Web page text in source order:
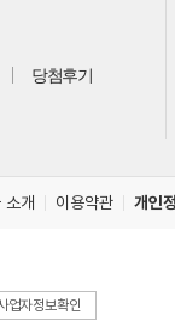
당첨후기
소개 이용약관 개인
업자정보확인